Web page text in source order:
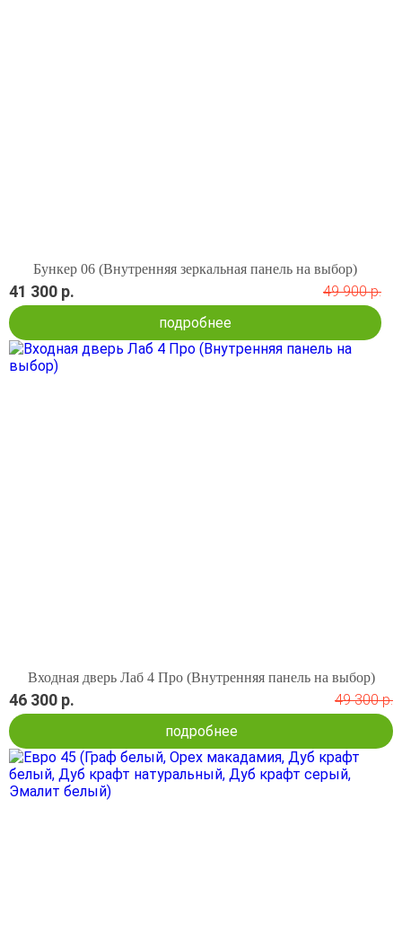
Бункер 06 (Внутренняя зеркальная панель на выбор)
41 300 р.
49 900 р.
подробнее
Входная дверь Лаб 4 Про (Внутренняя панель на выбор)
46 300 р.
49 300 р.
подробнее